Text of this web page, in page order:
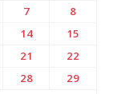
7
8
14
15
21
22
28
29